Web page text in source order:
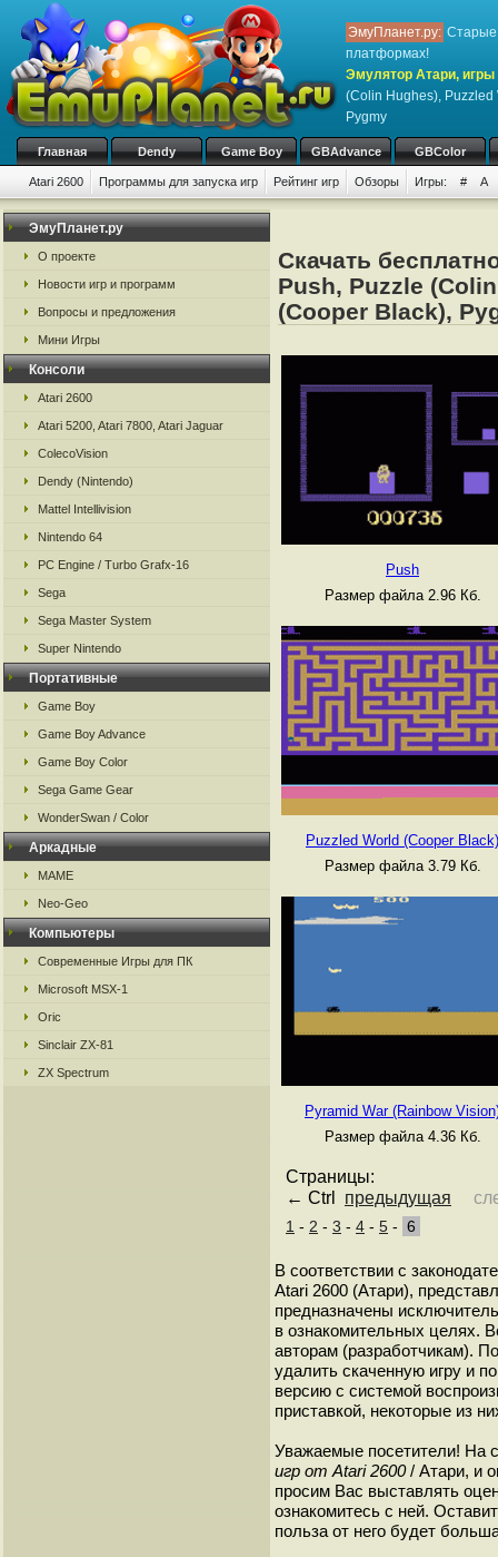
ЭмуПланет.ру: Старые
платформах!
Эмулятор Атари, игры
(Colin Hughes), Puzzled
Pygmy
Главная Dendy Game Boy GBAdvance GBColor
Atari 2600 Программы для запуска игр Рейтинг игр Обзоры Игры: # A
ЭмуПланет.ру
О проекте
Новости игр и программ
Вопросы и предложения
Мини Игры
Консоли
Atari 2600
Atari 5200, Atari 7800, Atari Jaguar
ColecoVision
Dendy (Nintendo)
Mattel Intellivision
Nintendo 64
PC Engine / Turbo Grafx-16
Sega
Sega Master System
Super Nintendo
Портативные
Game Boy
Game Boy Advance
Game Boy Color
Sega Game Gear
WonderSwan / Color
Аркадные
MAME
Neo-Geo
Компьютеры
Современные Игры для ПК
Microsoft MSX-1
Oric
Sinclair ZX-81
ZX Spectrum
Скачать
Push, Puzzle
(Cooper Black),
Push
Размер файла 2.96 Кб.
Puzzled World (Cooper Black)
Размер файла 3.79 Кб.
Pyramid War (Rainbow
Размер файла 4.36 Кб.
Страницы:
← Ctrl предыдущая
1 - 2 - 3 - 4 - 5 - 6
В соответствии с
Atari 2600 (Атари),
предназначены
в ознакомительных целях.
авторам (разработчикам).
удалить скаченную игру и
версию с системой
приставкой, некоторые из
Уважаемые посетители! На
игр от Atari 2600/ Атари, и
просим Вас выставлять
ознакомитесь с ней.
польза от него будет